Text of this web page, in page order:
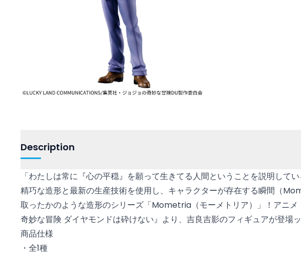
Description
「わたしは常に『心の平穏』を願って生きてる人間ということを説明してい
精巧な造形と最新の生産技術を使用し、キャラクターが存在する瞬間（
取ったかのような造形のシリーズ「Mometria（モーメトリア）」！アニメ
奇妙な冒険 ダイヤモンドは砕けない』より、吉良吉影のフィギュアが登場ッ
商品仕様
・全1種